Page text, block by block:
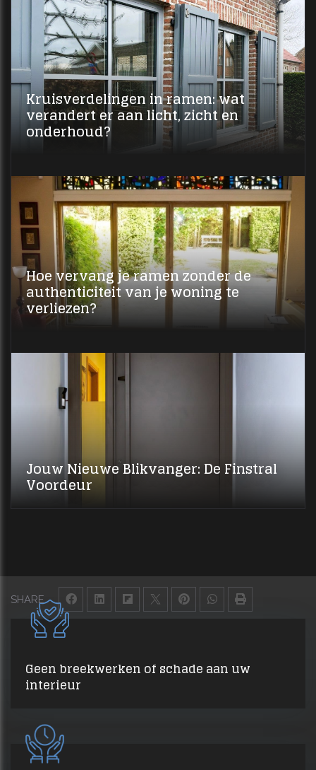
SHARE
Kruisverdelingen in ramen: wat
verandert er aan licht, zicht en
onderhoud?
Hoe vervang je ramen zonder de
authenticiteit van je woning te
verliezen?
Jouw Nieuwe Blikvanger: De Finstral
Voordeur
Geen breekwerken of schade aan uw
interieur